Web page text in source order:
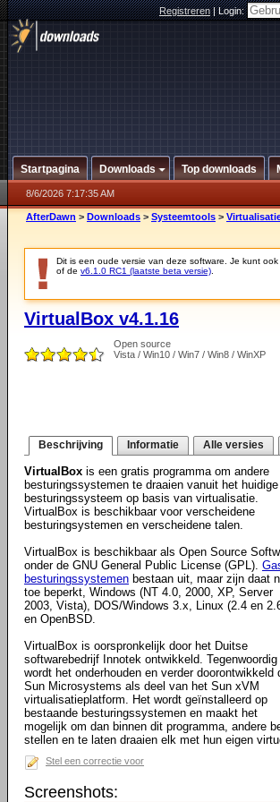
Registreren|Login:
Startpagina Downloads Top downloads
8/6/2026 7:17:35 AM
AfterDawn > Downloads > Systeemtools >
Dit is een oude versie van deze software. Je kunt ook
of de v6.1.0 RC1 (laatste beta versie)
VirtualBox v4.1.16
Open source
Vista / Win10 / Win7 / Win8 / WinXP
Beschrijving Informatie Alle versies
VirtualBox is een gratis programma om andere
besturingssystemen te draaien vanuit het huidige
besturingssysteem op basis van virtualisatie.
VirtualBox is beschikbaar voor verscheidene
besturingsystemen en verscheidene talen.
VirtualBox is beschikbaar als Open Source
onder de GNU General Public License (GPL).
besturingssystemen bestaan uit, maar zijn daat
toe beperkt, Windows (NT 4.0, 2000, XP, Server
2003, Vista), DOS/Windows 3.x, Linux (2.4 en
en OpenBSD.
VirtualBox is oorspronkelijk door het Duitse
softwarebedrijf Innotek ontwikkeld. Tegenwoordig
wordt het onderhouden en verder doorontwikkeld
Sun Microsystems als deel van het Sun xVM
virtualisatieplatform. Het wordt geïnstalleerd op
bestaande besturingssystemen en maakt het
mogelijk om dan binnen dit programma, andere
stellen en te laten draaien elk met hun eigen
Stel een correctie voor
Screenshots: